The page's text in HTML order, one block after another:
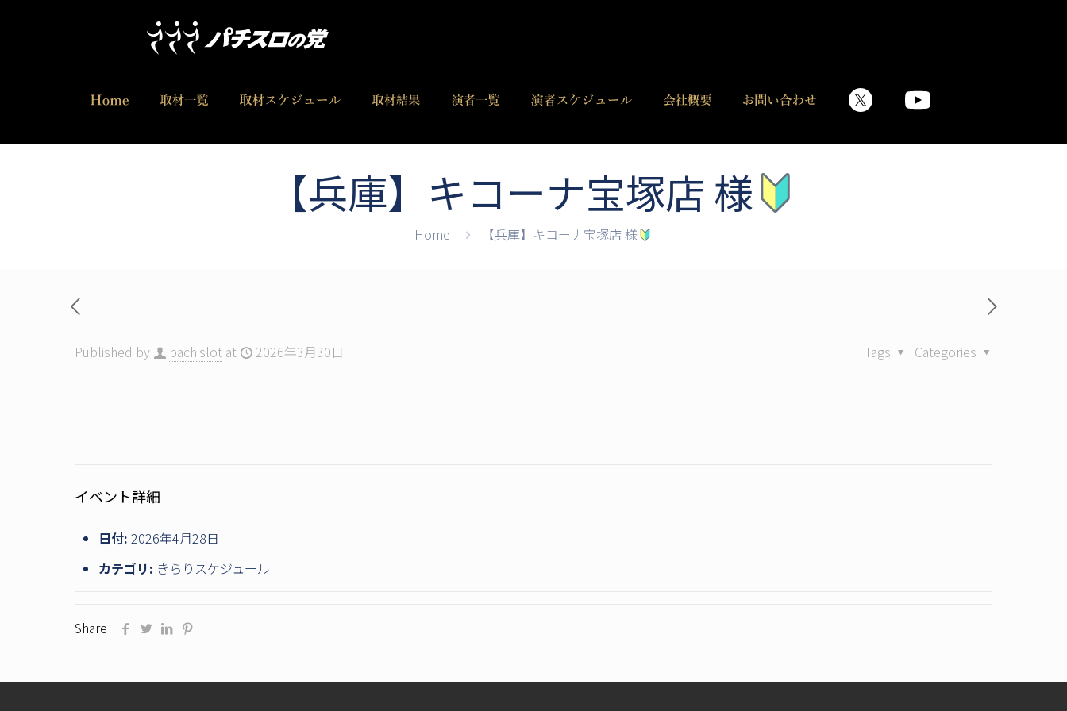
【兵庫】キコーナ宝塚店 様
Home 【兵庫】キコーナ宝塚店 様
Published by pachislot at 2026年3月30日 Categories
Tags
イベント詳細
日付: 2026年4月28日
カテゴリ: きらりスケジュール
Share